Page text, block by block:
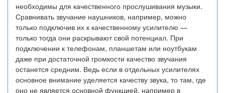
необходимы для качественного прослушивания музыки.
Сравнивать звучание наушников, например, можно
только подключив их к качественному усилителю —
только тогда они раскрывают свой потенциал. При
подключении к телефонам, планшетам или ноутбукам
даже при достаточной громкости качество звучания
останется средним. Ведь если в отдельных усилителях
основное внимание уделяется качеству звука, то там, где
оно не является основной функцией, например в